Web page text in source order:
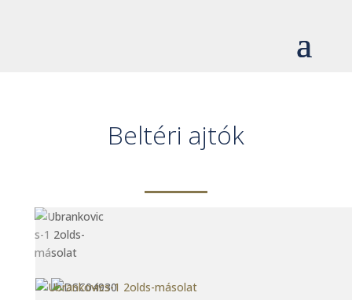
Beltéri ajtók